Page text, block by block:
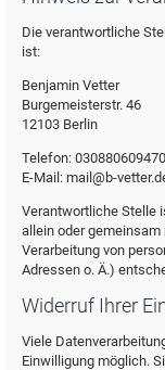
Die verantwortliche
ist:
Benjamin Vetter
Burgemeisterstr. 46
12103 Berlin
Telefon: 030880609470
E-Mail: mail@b-
Verantwortliche Stelle
allein oder
Verarbeitung von
Adressen o. Ä.)
Widerruf Ihrer
Viele
Einwilligung möglich.